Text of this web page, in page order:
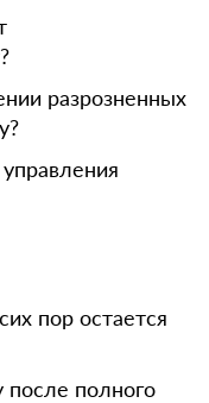
разрозненных
пор остается
полного